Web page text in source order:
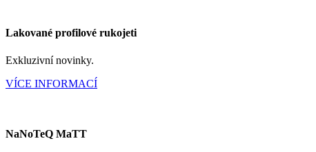
Lakované profilové rukojeti
Exkluzivní novinky.
VÍCE INFORMACÍ
NaNoTeQ MaTT